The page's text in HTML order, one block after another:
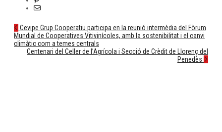
Post
navigation
Cevipe Grup Cooperatiu participa en la reunió intermèdia del Fòrum
Mundial de Cooperatives Vitivinícoles, amb la sostenibilitat i el canvi
climàtic com a temes centrals
Centenari del Celler de l’Agrícola i Secció de Crèdit de Llorenç del
Penedès